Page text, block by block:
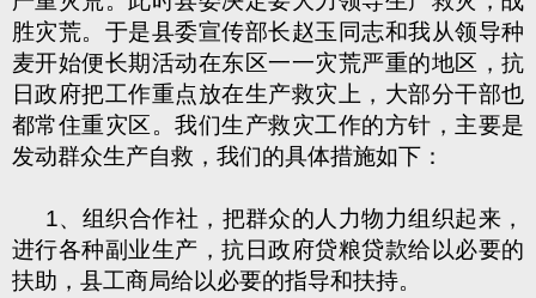
胜灾荒。于是县委宣传部长赵玉同志和我从领导种
麦开始便长期活动在东区一一灾荒严重的地区，抗
日政府把工作重点放在生产救灾上，大部分干部也
都常住重灾区。我们生产救灾工作的方针，主要是
发动群众生产自救，我们的具体措施如下：
1、组织合作社，把群众的人力物力组织起来，
进行各种副业生产，抗日政府贷粮贷款给以必要的
扶助，县工商局给以必要的指导和扶持。